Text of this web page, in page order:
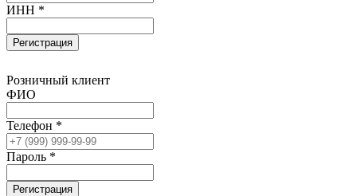
ИНН *
Регистрация
Розничный клиент
ФИО
Телефон *
Пароль *
Регистрация